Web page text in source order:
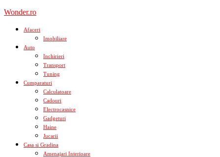
Skip
content
Wonder.ro
Afaceri
Imobiliare
Auto
Inchirieri
Transport
Tuning
Cumparaturi
Calculatoare
Cadouri
Electrocasnice
Gadgeturi
Haine
Jucarii
Casa si Gradina
Amenajari Interioare